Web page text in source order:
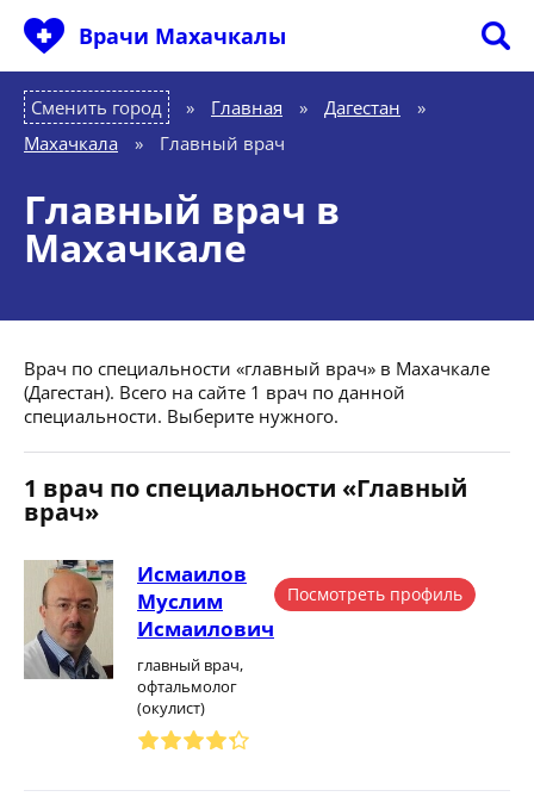
Врачи Махачкалы
Сменить город Главная » Дагестан
»
Махачкала
» Главный врач
Главный врач в
Махачкале
Врач по специальности «главный врач» в Махачкале
(Дагестан). Всего на сайте 1 врач по данной
специальности. Выберите нужного.
1 врач по специальности «Главный
врач»
Исмаилов
Муслим
Исмаилович
главный врач,
офтальмолог
(окулист)
Посмотреть профиль